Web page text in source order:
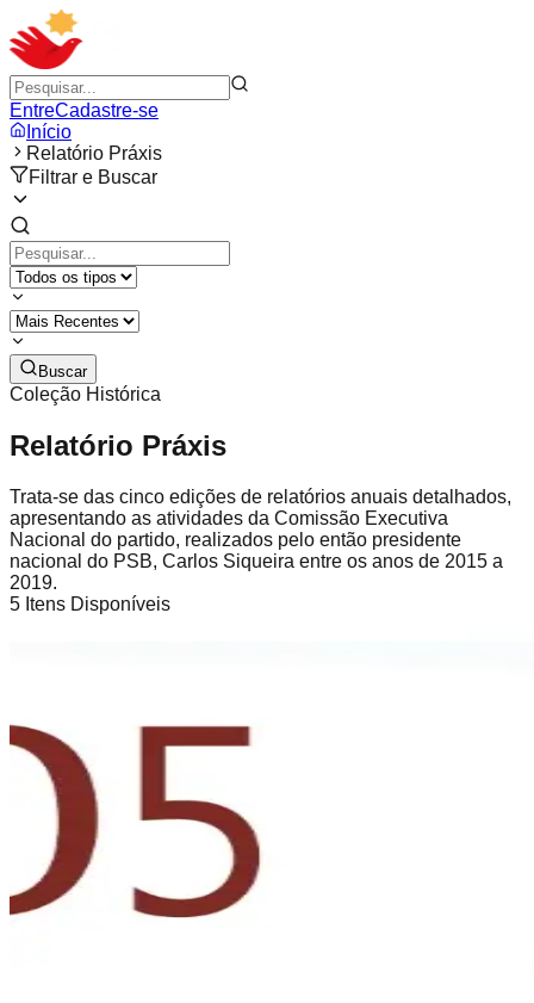
EntreCadastre-se
Início
Relatório Práxis
Filtrar e Buscar
Buscar
Coleção Histórica
Relatório Práxis
Trata-se das cinco edições de relatórios anuais detalhados,
apresentando as atividades da Comissão Executiva
Nacional do partido, realizados pelo então presidente
nacional do PSB, Carlos Siqueira entre os anos de 2015 a
2019.
5 Itens Disponíveis